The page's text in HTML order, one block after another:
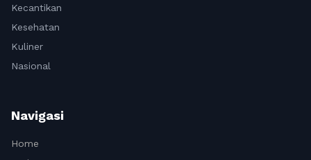
Kecantikan
Kesehatan
Kuliner
Nasional
Navigasi
Home